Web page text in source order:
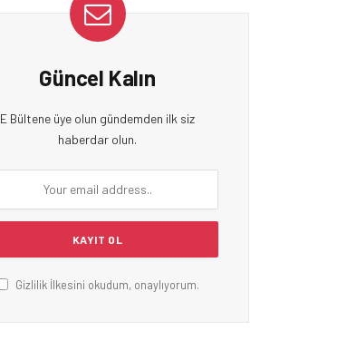
Güncel Kalın
E Bültene üye olun gündemden ilk siz
haberdar olun.
Gizlilik İlkesini okudum, onaylıyorum.